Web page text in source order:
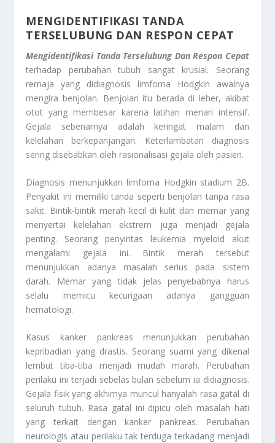
MENGIDENTIFIKASI TANDA
TERSELUBUNG DAN RESPON CEPAT
Mengidentifikasi Tanda Terselubung Dan Respon Cepat
terhadap perubahan tubuh sangat krusial. Seorang
remaja yang didiagnosis limfoma Hodgkin awalnya
mengira benjolan. Benjolan itu berada di leher, akibat
otot yang membesar karena latihan menari intensif.
Gejala sebenarnya adalah keringat malam dan
kelelahan berkepanjangan. Keterlambatan diagnosis
sering disebabkan oleh rasionalisasi gejala oleh pasien.
Diagnosis menunjukkan limfoma Hodgkin stadium 2B.
Penyakit ini memiliki tanda seperti benjolan tanpa rasa
sakit. Bintik-bintik merah kecil di kulit dan memar yang
menyertai kelelahan ekstrem juga menjadi gejala
penting. Seorang penyintas leukemia myeloid akut
mengalami gejala ini. Bintik merah tersebut
menunjukkan adanya masalah serius pada sistem
darah. Memar yang tidak jelas penyebabnya harus
selalu memicu kecurigaan adanya gangguan
hematologi.
Kasus kanker pankreas menunjukkan perubahan
kepribadian yang drastis. Seorang suami yang dikenal
lembut tiba-tiba menjadi mudah marah. Perubahan
perilaku ini terjadi sebelas bulan sebelum ia didiagnosis.
Gejala fisik yang akhirnya muncul hanyalah rasa gatal di
seluruh tubuh. Rasa gatal ini dipicu oleh masalah hati
yang terkait dengan kanker pankreas. Perubahan
neurologis atau perilaku tak terduga terkadang menjadi